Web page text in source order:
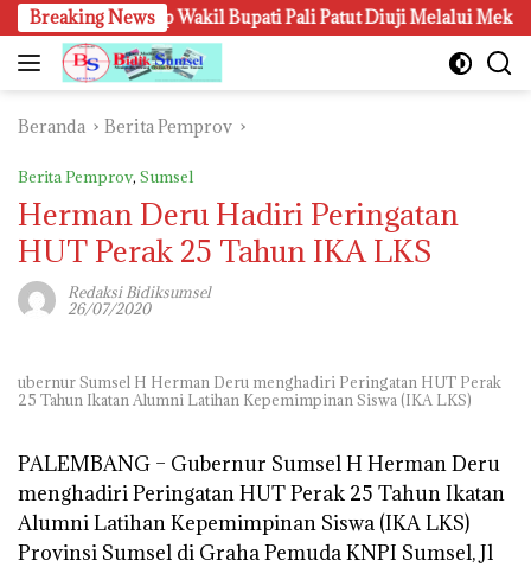
Langsung
ke
konten
Breaking News
Terhadap Wakil Bupati Pali Patut Diuji Melalui Mekanisme
Beranda Berita Pemprov
Berita Pemprov, Sumsel
Herman Deru Hadiri Peringatan
HUT Perak 25 Tahun IKA LKS
Redaksi Bidiksumsel
26/07/2020
ubernur Sumsel H Herman Deru menghadiri Peringatan HUT Perak
25 Tahun Ikatan Alumni Latihan Kepemimpinan Siswa (IKA LKS)
PALEMBANG – Gubernur Sumsel H Herman Deru
menghadiri Peringatan HUT Perak 25 Tahun Ikatan
Alumni Latihan Kepemimpinan Siswa (IKA LKS)
Provinsi Sumsel di Graha Pemuda KNPI Sumsel, Jl